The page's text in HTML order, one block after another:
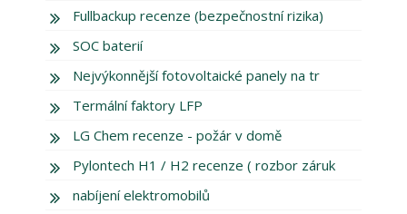
Fullbackup recenze (bezpečnostní rizika)
SOC baterií
Nejvýkonnější fotovoltaické panely na tr
Termální faktory LFP
LG Chem recenze - požár v domě
Pylontech H1 / H2 recenze ( rozbor záruk
nabíjení elektromobilů